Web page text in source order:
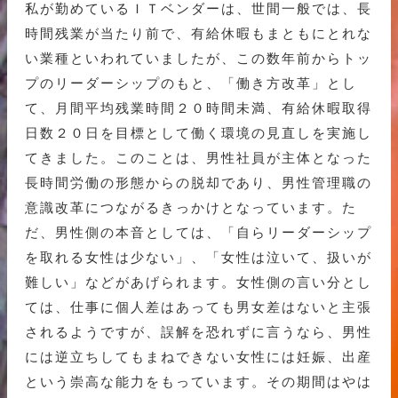
私が勤めているＩＴベンダーは、世間一般では、長
時間残業が当たり前で、有給休暇もまともにとれな
い業種といわれていましたが、この数年前からトッ
プのリーダーシップのもと、「働き方改革」とし
て、月間平均残業時間２０時間未満、有給休暇取得
日数２０日を目標として働く環境の見直しを実施し
てきました。このことは、男性社員が主体となった
長時間労働の形態からの脱却であり、男性管理職の
意識改革につながるきっかけとなっています。た
だ、男性側の本音としては、「自らリーダーシップ
を取れる女性は少ない」、「女性は泣いて、扱いが
難しい」などがあげられます。女性側の言い分とし
ては、仕事に個人差はあっても男女差はないと主張
されるようですが、誤解を恐れずに言うなら、男性
には逆立ちしてもまねできない女性には妊娠、出産
という崇高な能力をもっています。その期間はやは